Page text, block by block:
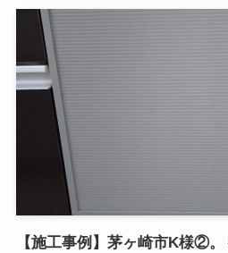
【施工事例】茅ヶ崎市K様②